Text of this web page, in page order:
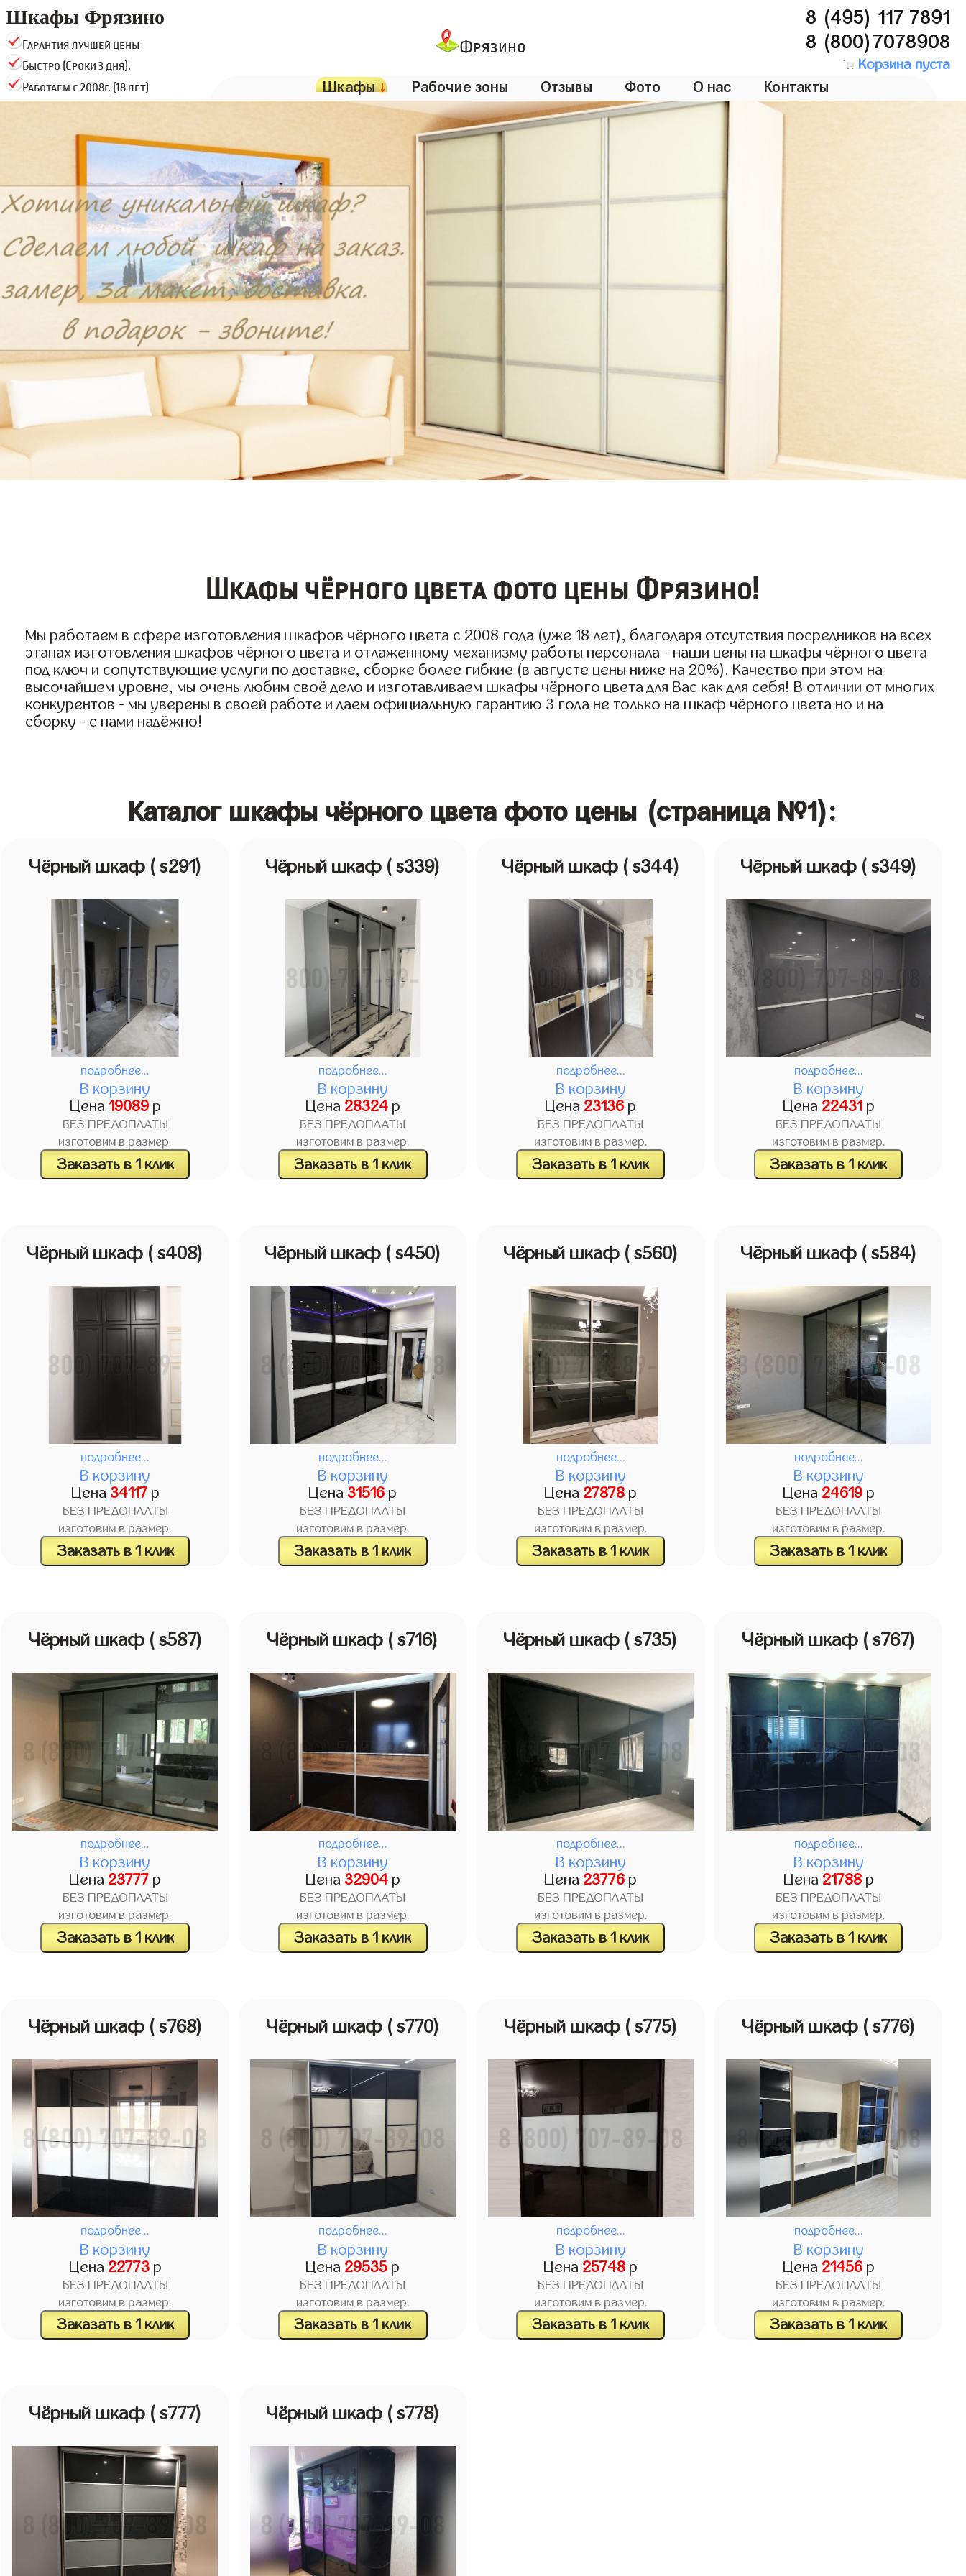
Шкафы Фрязино
Гарантия лучшей цены
Быстро (Сроки 3 дня).
Работаем с 2008г. (18 лет)
Фрязино
8 (495) 117 7891
8 (800)7078908
Корзина пуста
Шкафы↓ Рабочие зоны Отзывы Фото О нас Контакты
Шкафы чёрного цвета фото цены Фрязино!
Мы работаем в сфере изготовления шкафов чёрного цвета с 2008 года (уже 18 лет), благодаря отсутствия посредников на всех
этапах изготовления шкафов чёрного цвета и отлаженному механизму работы персонала - наши цены на шкафы чёрного цвета
под ключ и сопутствующие услуги по доставке, сборке более гибкие (в августе цены ниже на 20%). Качество при этом на
высочайшем уровне, мы очень любим своё дело и изготавливаем шкафы чёрного цвета для Вас как для себя! В отличии от многих
конкурентов - мы уверены в своей работе и даем официальную гарантию 3 года не только на шкаф чёрного цвета но и на
сборку - с нами надёжно!
Каталог шкафы чёрного цвета фото цены (страница №1):
Чёрный шкаф ( s291)
подробнее...
В корзину
Цена 19089р
БЕЗ ПРЕДОПЛАТЫ
изготовим в размер.
Заказать в 1 клик
Чёрный шкаф ( s339)
подробнее...
В корзину
Цена 28324р
БЕЗ ПРЕДОПЛАТЫ
изготовим в размер.
Заказать в 1 клик
Чёрный шкаф ( s344)
подробнее...
В корзину
Цена 23136 р
БЕЗ ПРЕДОПЛАТЫ
изготовим в размер.
Заказать в 1 клик
Чёрный шкаф ( s349)
подробнее...
В корзину
Цена 22431 р
БЕЗ ПРЕДОПЛАТЫ
изготовим в размер.
Заказать в 1 клик
Чёрный шкаф ( s408)
подробнее...
В корзину
Цена 34117р
БЕЗ ПРЕДОПЛАТЫ
изготовим в размер.
Заказать в 1 клик
Чёрный шкаф ( s450)
подробнее...
В корзину
Цена 31516 р
БЕЗ ПРЕДОПЛАТЫ
изготовим в размер.
Заказать в 1 клик
Чёрный шкаф ( s560)
подробнее...
В корзину
Цена 27878 р
БЕЗ ПРЕДОПЛАТЫ
изготовим в размер.
Заказать в 1 клик
Чёрный шкаф ( s584)
подробнее...
В корзину
Цена 24619р
БЕЗ ПРЕДОПЛАТЫ
изготовим в размер.
Заказать в 1 клик
Чёрный шкаф ( s587)
подробнее...
В корзину
Цена 23777 р
БЕЗ ПРЕДОПЛАТЫ
изготовим в размер.
Заказать в 1 клик
Чёрный шкаф ( s716)
подробнее...
В корзину
Цена 32904р
БЕЗ ПРЕДОПЛАТЫ
изготовим в размер.
Заказать в 1 клик
Чёрный шкаф ( s735)
подробнее...
В корзину
Цена 23776 р
БЕЗ ПРЕДОПЛАТЫ
изготовим в размер.
Заказать в 1 клик
Чёрный шкаф ( s767)
подробнее...
В корзину
Цена 21788р
БЕЗ ПРЕДОПЛАТЫ
изготовим в размер.
Заказать в 1 клик
Чёрный шкаф ( s768)
подробнее...
В корзину
Цена 22773р
БЕЗ ПРЕДОПЛАТЫ
изготовим в размер.
Заказать в 1 клик
Чёрный шкаф ( s770)
подробнее...
В корзину
Цена 29535 р
БЕЗ ПРЕДОПЛАТЫ
изготовим в размер.
Заказать в 1 клик
Чёрный шкаф ( s775)
подробнее...
В корзину
Цена 25748 р
БЕЗ ПРЕДОПЛАТЫ
изготовим в размер.
Заказать в 1 клик
Чёрный шкаф ( s776)
подробнее...
В корзину
Цена 21456р
БЕЗ ПРЕДОПЛАТЫ
изготовим в размер.
Заказать в 1 клик
Чёрный шкаф ( s777) Чёрный шкаф ( s778)